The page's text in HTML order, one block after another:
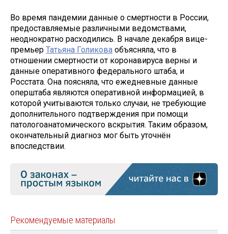
Во время пандемии данные о смертности в России,
предоставляемые различными ведомствами,
неоднократно расходились. В начале декабря вице-
премьер Татьяна Голикова объясняла, что в
отношении смертности от коронавируса верны и
данные оперативного федерального штаба, и
Росстата. Она поясняла, что ежедневные данные
оперштаба являются оперативной информацией, в
которой учитываются только случаи, не требующие
дополнительного подтверждения при помощи
патологоанатомического вскрытия. Таким образом,
окончательный диагноз мог быть уточнён
впоследствии.
Рекомендуемые материалы